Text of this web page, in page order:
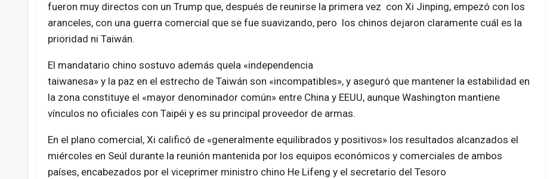
fueron muy directos con un Trump que, después de reunirse la primera vez con Xi Jinping, empezó con los
aranceles, con una guerra comercial que se fue suavizando, pero los chinos dejaron claramente cuál es la
prioridad ni Taiwán.
El mandatario chino sostuvo además quela «independencia
taiwanesa» y la paz en el estrecho de Taiwán son «incompatibles», y aseguró que mantener la estabilidad en
la zona constituye el «mayor denominador común» entre China y EEUU, aunque Washington mantiene
vínculos no oficiales con Taipéi y es su principal proveedor de armas.
En el plano comercial, Xi calificó de «generalmente equilibrados y positivos» los resultados alcanzados el
miércoles en Seúl durante la reunión mantenida por los equipos económicos y comerciales de ambos
países, encabezados por el viceprimer ministro chino He Lifeng y el secretario del Tesoro